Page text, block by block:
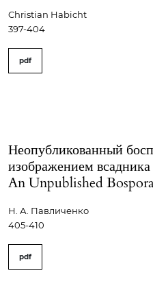
Christian Habicht
397-404
pdf
Неопубликованный
изображением
An Unpublished
Н. А. Павличенко
405-410
pdf